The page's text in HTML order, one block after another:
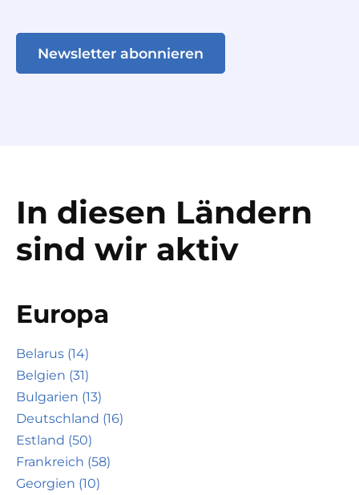
Newsletter abonnieren
In diesen Ländern
sind wir aktiv
Europa
Belarus (14)
Belgien (31)
Bulgarien (13)
Deutschland (16)
Estland (50)
Frankreich (58)
Georgien (10)